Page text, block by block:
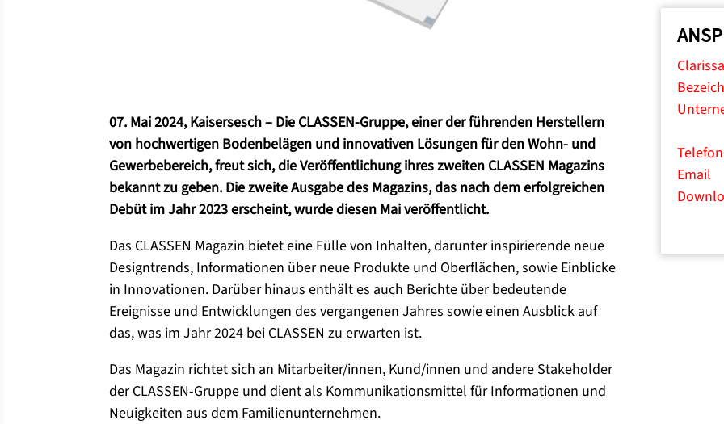
07. Mai 2024, Kaisersesch – Die CLASSEN-Gruppe, einer der führenden Herstellern
von hochwertigen Bodenbelägen und innovativen Lösungen für den Wohn- und
Gewerbebereich, freut sich, die Veröffentlichung ihres zweiten CLASSEN Magazins
bekannt zu geben. Die zweite Ausgabe des Magazins, das nach dem erfolgreichen
Debüt im Jahr 2023 erscheint, wurde diesen Mai veröffentlicht.
Das CLASSEN Magazin bietet eine Fülle von Inhalten, darunter inspirierende neue
Designtrends, Informationen über neue Produkte und Oberflächen, sowie Einblicke
in Innovationen. Darüber hinaus enthält es auch Berichte über bedeutende
Ereignisse und Entwicklungen des vergangenen Jahres sowie einen Ausblick auf
das, was im Jahr 2024 bei CLASSEN zu erwarten ist.
Das Magazin richtet sich an Mitarbeiter/innen, Kund/innen und andere Stakeholder
der CLASSEN-Gruppe und dient als Kommunikationsmittel für Informationen und
Neuigkeiten aus dem Familienunternehmen.
Email